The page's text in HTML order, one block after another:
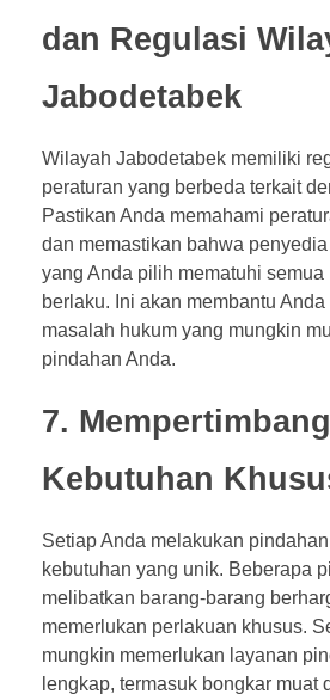
dan Regulasi
Jabodetabek
Wilayah Jabodetabek memiliki
peraturan yang berbeda terkait
Pastikan Anda memahami
dan memastikan bahwa
yang Anda pilih mematuhi semua
berlaku. Ini akan membantu
masalah hukum yang mungkin
pindahan Anda.
7.
Kebutuhan
Setiap Anda melakukan
kebutuhan yang unik. Beberapa
melibatkan barang-barang
memerlukan perlakuan khusus.
mungkin memerlukan layanan
lengkap, termasuk bongkar muat